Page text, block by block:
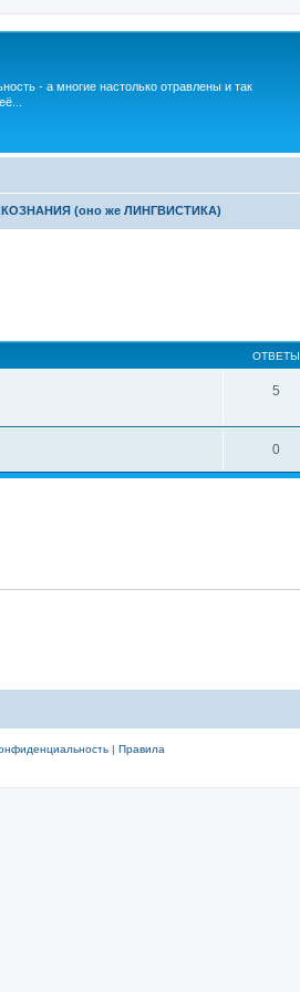
- а многие настолько отравлены и так
(оно же ЛИНГВИСТИКА)
ОТВЕТЫ
5
0
| Правила